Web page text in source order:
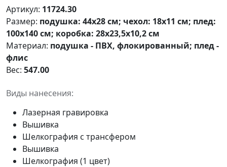
Артикул: 11724.30
Размер: подушка: 44х28 см; чехол: 18х11 см; плед:
100х140 см; коробка: 28х23,5х10,2 см
Материал: подушка - ПВХ, флокированный; плед -
флис
Вес: 547.00
Виды нанесения:
Лазерная гравировка
Вышивка
Шелкография с трансфером
Вышивка
Шелкография (1 цвет)